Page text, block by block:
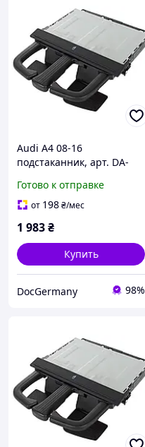
Audi A4 08-16
подстаканник, арт. DA-
Готово к отправке
от 198₴/мес
1 983₴
Купить
DocGermany 98%